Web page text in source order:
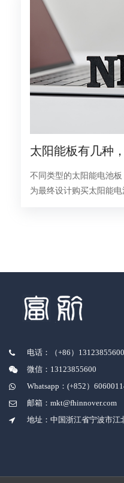
太阳能板有几种
不同类型的太阳能电池
为最终设计购买太阳能
电话：（+86）13123855600
微信：13123855600
Whatsapp：(+852）
邮箱：mkt@fhinnover.com
地址：中国浙江省宁波市江